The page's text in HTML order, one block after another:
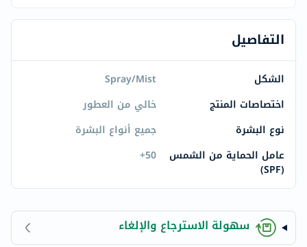
التفاصيل
الشكل
Spray/Mist
اختصاصات المنتج
خالي من العطور
نوع البشرة
جميع أنواع البشرة
عامل الحماية من الشمس
(SPF)
50+
سهولة الاسترجاع والإلغاء